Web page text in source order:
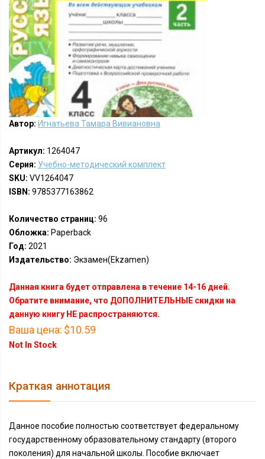
Автор: Игнатьева Тамара Вивиановна
Артикул: 1264047
Серия: Учебно-методический комплект
SKU: VV1264047
ISBN: 9785377163862
Количество страниц: 96
Обложка: Paperback
Год: 2021
Издательство: Экзамен(Ekzamen)
Данная книга будет отправлена в течение 14-16 дней.
Обратите внимание, что ДОПОЛНИТЕЛЬНЫЕ скидки на
данную книгу НЕ распространяются.
Ваша цена: $10.59
Not In Stock
Краткая аннотация
Данное пособие полностью соответствует федеральному
государственному образовательному стандарту (второго
поколения) для начальной школы. Пособие включает